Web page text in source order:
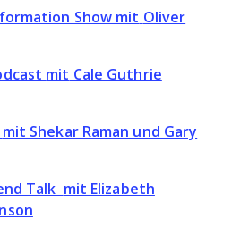
Show mit Oliver
mit Cale Guthrie
mit Shekar Raman und Gary
Talk mit Elizabeth